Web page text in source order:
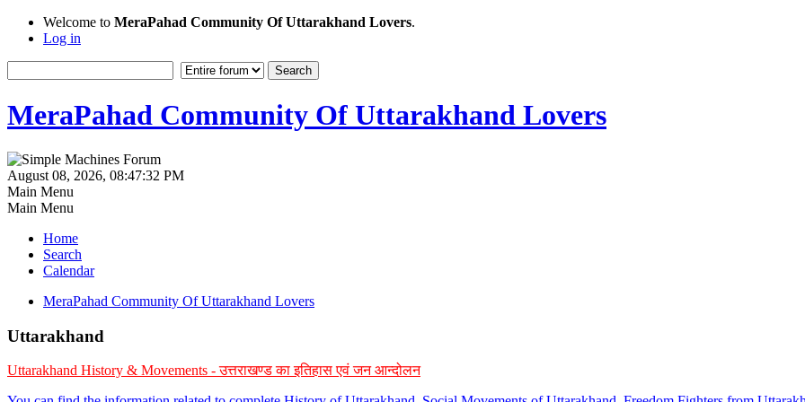
Welcome to MeraPahad Community Of Uttarakhand Lovers.
Log in
MeraPahad Community Of Uttarakhand Lovers
August 08, 2026, 08:47:32 PM
Main Menu
Main Menu
Home
Search
Calendar
MeraPahad Community Of Uttarakhand Lovers
Uttarakhand
Uttarakhand History & Movements - उत्तराखण्ड का इतिहास एवं जन आन्दोलन